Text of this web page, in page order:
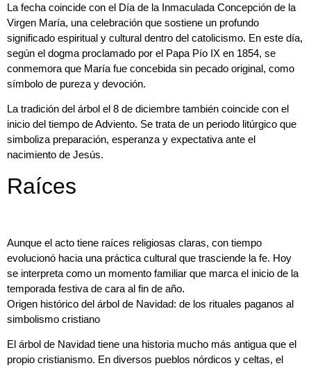
La fecha coincide con el Día de la Inmaculada Concepción de la
Virgen María, una celebración que sostiene un profundo
significado espiritual y cultural dentro del catolicismo. En este día,
según el dogma proclamado por el Papa Pío IX en 1854, se
conmemora que María fue concebida sin pecado original, como
símbolo de pureza y devoción.
La tradición del árbol el 8 de diciembre también coincide con el
inicio del tiempo de Adviento. Se trata de un periodo litúrgico que
simboliza preparación, esperanza y expectativa ante el
nacimiento de Jesús.
Raíces
Aunque el acto tiene raíces religiosas claras, con tiempo
evolucionó hacia una práctica cultural que trasciende la fe. Hoy
se interpreta como un momento familiar que marca el inicio de la
temporada festiva de cara al fin de año.
Origen histórico del árbol de Navidad: de los rituales paganos al
simbolismo cristiano
El árbol de Navidad tiene una historia mucho más antigua que el
propio cristianismo. En diversos pueblos nórdicos y celtas, el